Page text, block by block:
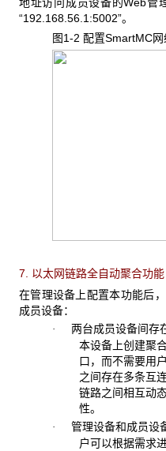
“192.168.56.1:5002”。
图1-2 配置SmartMC网
7. 以太网链路全自动聚合功能
在管理设备上配置本功能后
成员设备：
· 两台成员设备间存
本设备上创建聚
口，而不需要用
之间存在多条互
链路之间相互动
性。
· 管理设备和成员设
户可以根据需求